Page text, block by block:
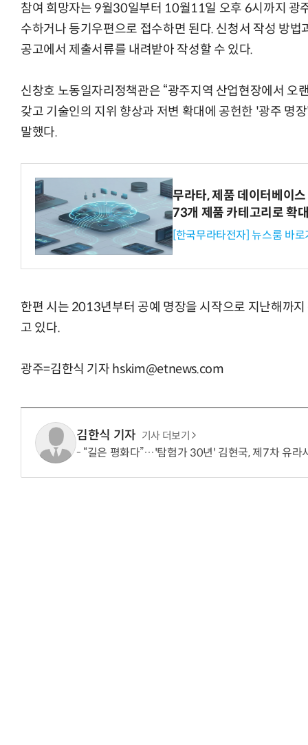
참여 희망자는 9월30일부터 10월11일 오후 6시까지 광
수하거나 등기우편으로 접수하면 된다. 신청서 작성 방
공고에서 제출서류를 내려받아 작성할 수 있다.
신창호 노동일자리정책관은 “광주지역 산업현장에서 오
갖고 기술인의 지위 향상과 저변 확대에 공헌한 '광주 명
말했다.
무라타, 제품 데이터베이
73개 제품 카테고리로 확
[한국무라타전자] 뉴스룸 바로
한편 시는 2013년부터 공예 명장을 시작으로 지난해까
고 있다.
광주=김한식 기자 hskim@etnews.com
김한식 기자 기사 더보기
“길은 평화다”…'탐험가 30년' 김현국, 제7차 유라